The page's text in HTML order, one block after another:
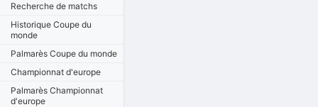
Recherche de matchs
Historique Coupe du
monde
Palmarès Coupe du monde
Championnat d'europe
Palmarès Championnat
d'europe